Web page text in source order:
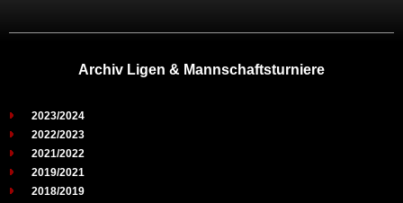
Archiv Ligen & Mannschaftsturniere
2023/2024
2022/2023
2021/2022
2019/2021
2018/2019